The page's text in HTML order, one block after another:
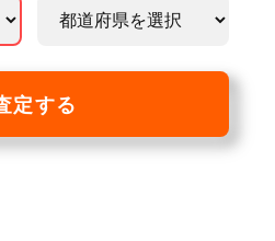
定する